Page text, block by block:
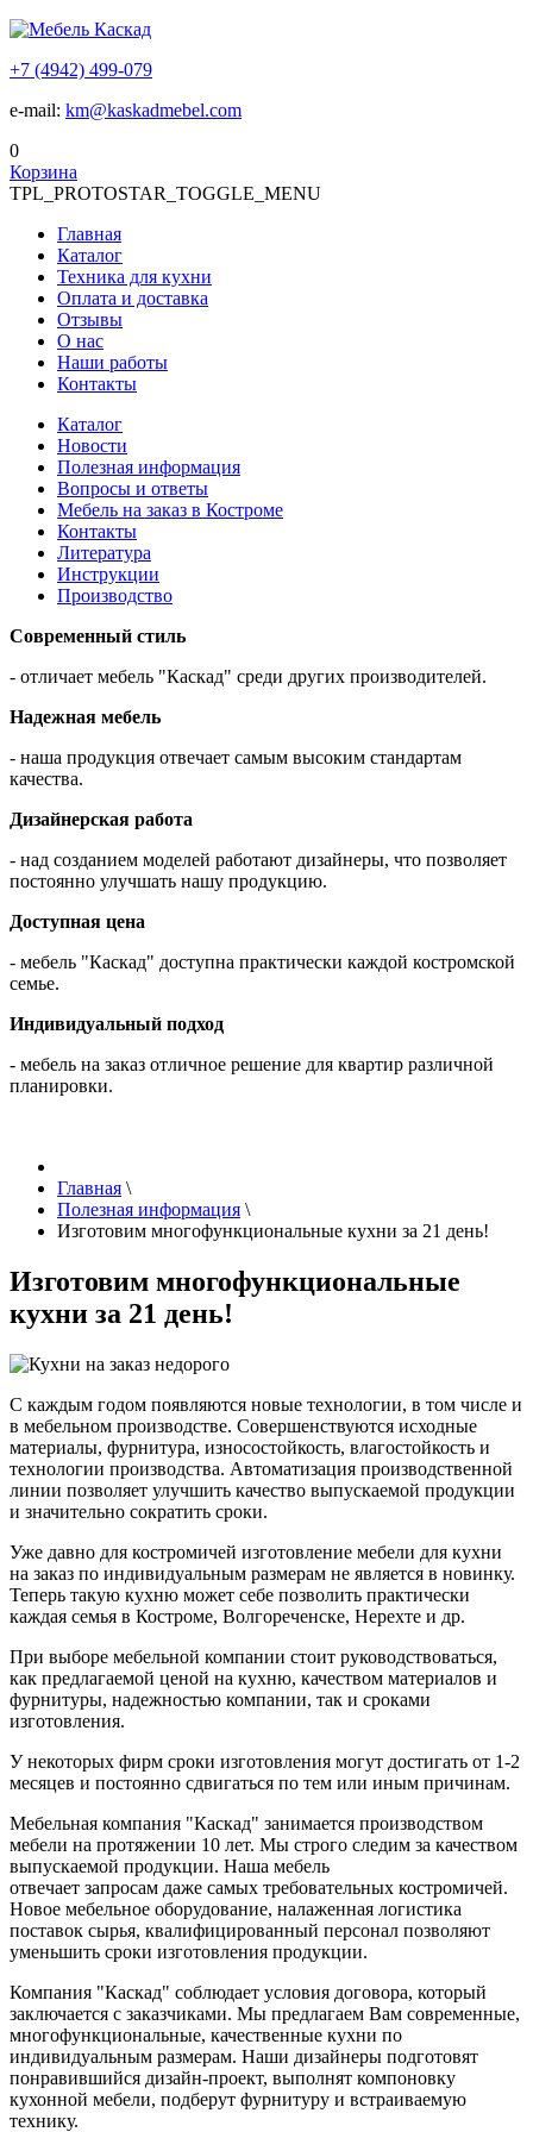
+7 (4942) 499-079
e-mail: km@kaskadmebel.com
0
Корзина
TPL_PROTOSTAR_TOGGLE_MENU
Главная
Каталог
Техника для кухни
Оплата и доставка
Отзывы
О нас
Наши работы
Контакты
Каталог
Новости
Полезная информация
Вопросы и ответы
Мебель на заказ в Костроме
Контакты
Литература
Инструкции
Производство
Современный стиль
- отличает мебель "Каскад" среди других производителей.
Надежная мебель
- наша продукция отвечает самым высоким стандартам
качества.
Дизайнерская работа
- над созданием моделей работают дизайнеры, что позволяет
постоянно улучшать нашу продукцию.
Доступная цена
- мебель "Каскад" доступна практически каждой костромской
семье.
Индивидуальный подход
- мебель на заказ отличное решение для квартир различной
планировки.
Главная \
Полезная информация \
Изготовим многофункциональные кухни за 21 день!
Изготовим многофункциональные
кухни за 21 день!
С каждым годом появляются новые технологии, в том числе и
в мебельном производстве. Совершенствуются исходные
материалы, фурнитура, износостойкость, влагостойкость и
технологии производства. Автоматизация производственной
линии позволяет улучшить качество выпускаемой продукции
и значительно сократить сроки.
Уже давно для костромичей изготовление мебели для кухни
на заказ по индивидуальным размерам не является в новинку.
Теперь такую кухню может себе позволить практически
каждая семья в Костроме, Волгореченске, Нерехте и др.
При выборе мебельной компании стоит руководствоваться,
как предлагаемой ценой на кухню, качеством материалов и
фурнитуры, надежностью компании, так и сроками
изготовления.
У некоторых фирм сроки изготовления могут достигать от 1-2
месяцев и постоянно сдвигаться по тем или иным причинам.
Мебельная компания "Каскад" занимается производством
мебели на протяжении 10 лет. Мы строго следим за качеством
выпускаемой продукции. Наша мебель
отвечает запросам даже самых требовательных костромичей.
Новое мебельное оборудование, налаженная логистика
поставок сырья, квалифицированный персонал позволяют
уменьшить сроки изготовления продукции.
Компания "Каскад" соблюдает условия договора, который
заключается с заказчиками. Мы предлагаем Вам современные,
многофункциональные, качественные кухни по
индивидуальным размерам. Наши дизайнеры подготовят
понравившийся дизайн-проект, выполнят компоновку
кухонной мебели, подберут фурнитуру и встраиваемую
технику.